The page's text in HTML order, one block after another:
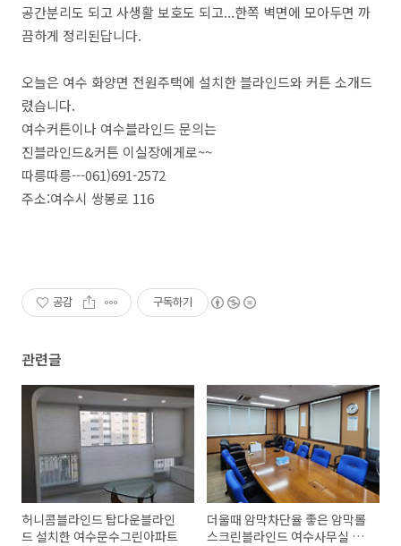
공간분리도 되고 사생활 보호도 되고...한쪽 벽면에 모아두면 까
끔하게 정리된답니다.
오늘은 여수 화양면 전원주택에 설치한 블라인드와 커튼 소개드
렸습니다.
여수커튼이나 여수블라인드 문의는
진블라인드&커튼 이실장에게로~~
따릉따릉---061)691-2572
주소:여수시 쌍봉로 116
공감 구독하기
관련글
허니콤블라인드 탑다운블라인
드 설치한 여수문수그린아파트
더울때 암막차단율 좋은 암막롤
스크린블라인드 여수사무실 시